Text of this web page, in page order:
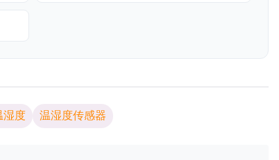
湿度 温湿度传感器